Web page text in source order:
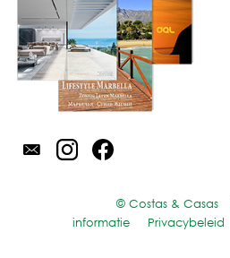
© Costas & Casas
informatie
Privacybeleid